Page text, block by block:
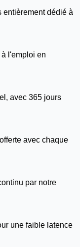
entièrement dédié à
l'emploi en
avec 365 jours
avec chaque
par notre
une faible latence